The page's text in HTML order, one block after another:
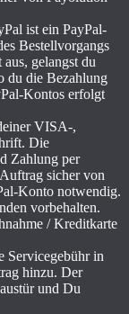
ist ein PayPal-
Bestellvorgangs
gelangst du
du die Bezahlung
Kontos erfolgt
VISA-,
Die
Zahlung per
sicher von
Konto notwendig.
vorbehalten.
/ Kreditkarte
Servicegebühr in
hinzu. Der
und Du